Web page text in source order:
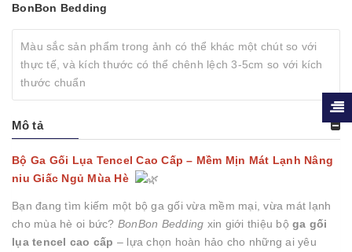
BonBon Bedding
Màu sắc sản phẩm trong ảnh có thể khác một chút so với
thực tế, và kích thước có thể chênh lệch 3-5cm so với kích
thước chuẩn
Mô tả
Bộ Ga Gối Lụa Tencel Cao Cấp – Mềm Mịn Mát Lạnh Nâng
niu Giấc Ngủ Mùa Hè
Bạn đang tìm kiếm một bộ ga gối vừa mềm mại, vừa mát lạnh
cho mùa hè oi bức? BonBon Bedding xin giới thiệu bộ ga gối
lụa tencel cao cấp – lựa chọn hoàn hảo cho những ai yêu